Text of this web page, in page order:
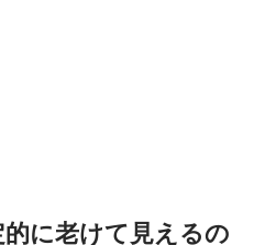
に老けて見えるの